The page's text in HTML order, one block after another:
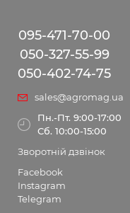
095-471-70-00
050-327-55-99
050-402-74-75
sales@agromag.ua
Пн.-Пт. 9:00-17:00
Сб. 10:00-15:00
Зворотній дзвінок
Facebook
Instagram
Telegram